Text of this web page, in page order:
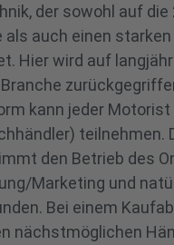
der sowohl auf die
auch einen starken
Hier wird auf
kann jeder Motorist
teilnehmen.
den Betrieb des
Marketing und
Bei einem
nächstmöglichen